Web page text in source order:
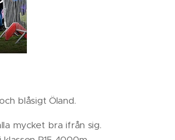
blåsigt Öland.
mycket bra ifrån sig.